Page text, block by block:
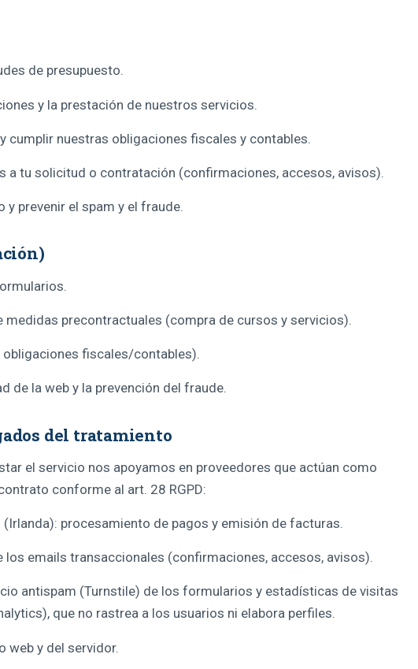
de presupuesto.
y la prestación de nuestros servicios.
cumplir nuestras obligaciones fiscales y contables.
a tu solicitud o contratación (confirmaciones, accesos, avisos).
prevenir el spam y el fraude.
medidas precontractuales (compra de cursos y servicios).
fiscales/contables).
de la web y la prevención del fraude.
del tratamiento
el servicio nos apoyamos en proveedores que actúan como
conforme al art. 28 RGPD:
(Irlanda): procesamiento de pagos y emisión de facturas.
los emails transaccionales (confirmaciones, accesos, avisos).
antispam (Turnstile) de los formularios y estadísticas de visitas
que no rastrea a los usuarios ni elabora perfiles.
web y del servidor.